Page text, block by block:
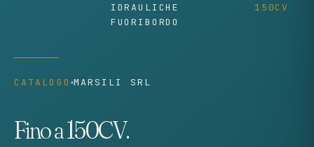
IDRAULICHE
FUORIBORDO
150CV
CATALOGO MARSILI SRL
Fino a 150CV.